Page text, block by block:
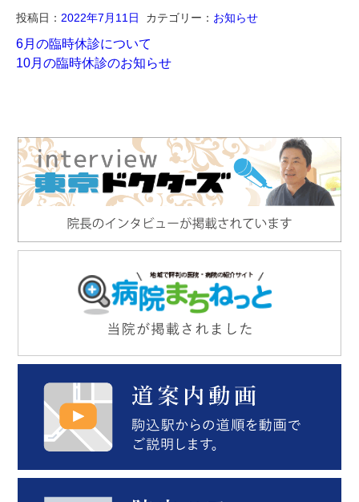
投稿日： 2022年7月11日 カテゴリー： お知らせ
6月の臨時休診について
10月の臨時休診のお知らせ